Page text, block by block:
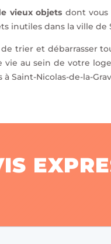
vieux objets dont vous
inutiles dans la ville de
de trier et débarrasser
vie au sein de votre
à Saint-Nicolas-de-la-